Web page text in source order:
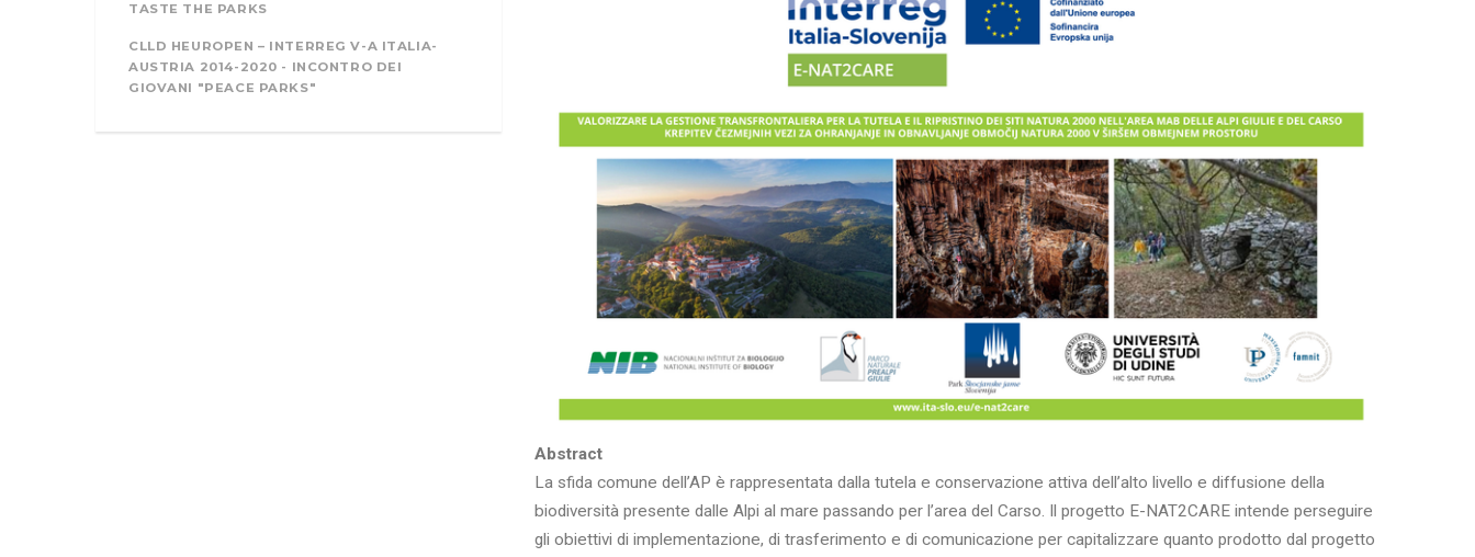
Abstract
La sfida comune dell’AP è rappresentata dalla tutela e conservazione attiva dell’alto livello e diffusione della
biodiversità presente dalle Alpi al mare passando per l’area del Carso. Il progetto E-NAT2CARE intende perseguire
gli obiettivi di implementazione, di trasferimento e di comunicazione per capitalizzare quanto prodotto dal progetto
TASTE THE PARKS
CLLD HEUROPEN – INTERREG V-A ITALIA-
AUSTRIA 2014-2020 - INCONTRO DEI
GIOVANI "PEACE PARKS"